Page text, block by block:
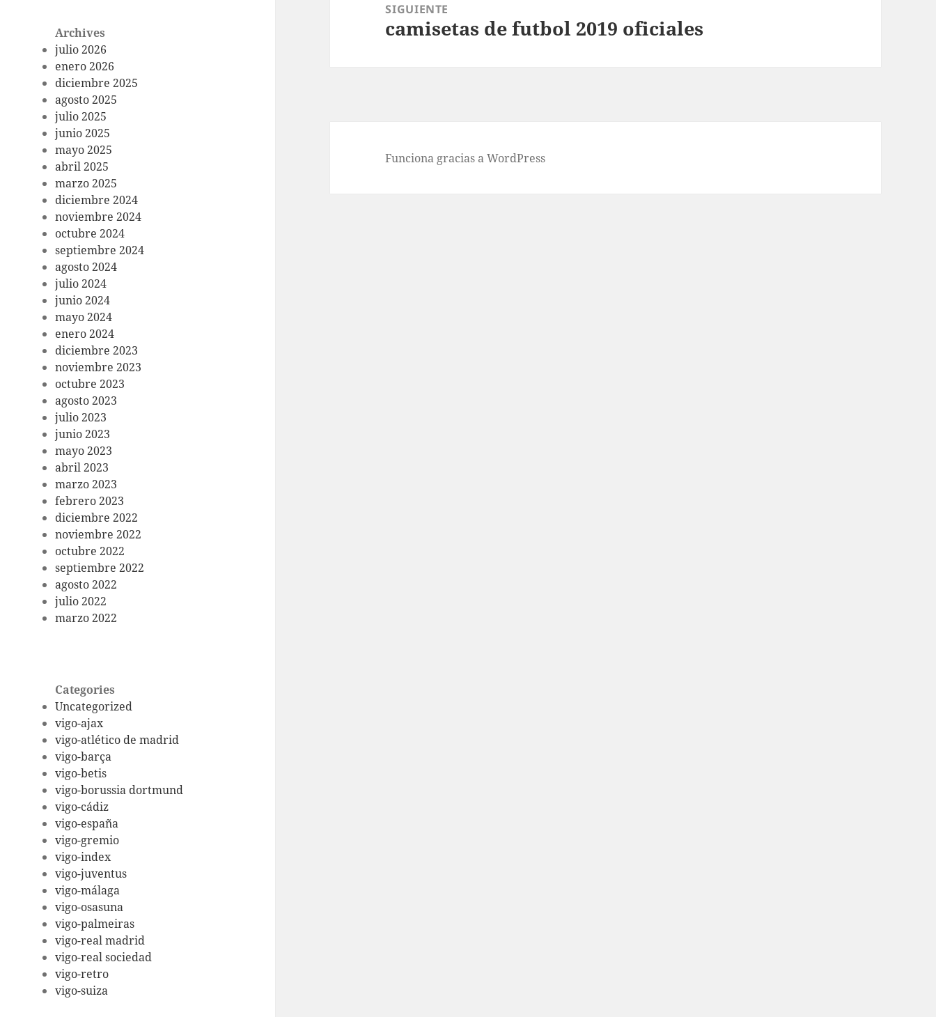
Archives
julio 2026
enero 2026
diciembre 2025
agosto 2025
julio 2025
junio 2025
mayo 2025
abril 2025
marzo 2025
diciembre 2024
noviembre 2024
octubre 2024
septiembre 2024
agosto 2024
julio 2024
junio 2024
mayo 2024
enero 2024
diciembre 2023
noviembre 2023
octubre 2023
agosto 2023
julio 2023
junio 2023
mayo 2023
abril 2023
marzo 2023
febrero 2023
diciembre 2022
noviembre 2022
octubre 2022
septiembre 2022
agosto 2022
julio 2022
marzo 2022
Categories
Uncategorized
vigo-ajax
vigo-atlético de madrid
vigo-barça
vigo-betis
vigo-borussia dortmund
vigo-cádiz
vigo-españa
vigo-gremio
vigo-index
vigo-juventus
vigo-málaga
vigo-osasuna
vigo-palmeiras
vigo-real madrid
vigo-real sociedad
vigo-retro
vigo-suiza
SIGUIENTE
Entrada
camisetas de futbol 2019 oficiales
Funciona gracias a WordPress